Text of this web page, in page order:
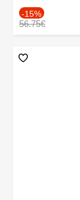
-15%
56.75€